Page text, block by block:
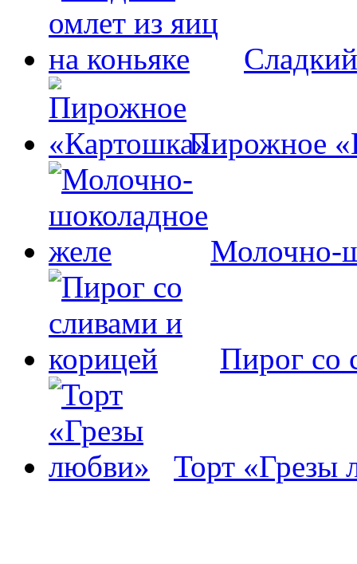
Пирожное
Молочно-
Пирог со
Торт «Грезы